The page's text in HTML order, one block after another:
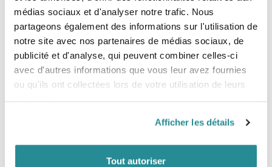
médias sociaux et d'analyser notre trafic. Nous
partageons également des informations sur l'utilisation de
notre site avec nos partenaires de médias sociaux, de
publicité et d'analyse, qui peuvent combiner celles-ci
avec d'autres informations que vous leur avez fournies
ou qu'ils ont collectées lors de votre utilisation de leurs
Afficher les détails
Tout autoriser
conçue pour vous maintenir bien au chaud.
- Extérieur : 87% Polyester recyclé, 13% Spandex
- Intérieur : 100% Polyamide recyclé
- Doublure : 85% Yulex, 15% Caoutchouc synthétique
Tailles
- S
- M